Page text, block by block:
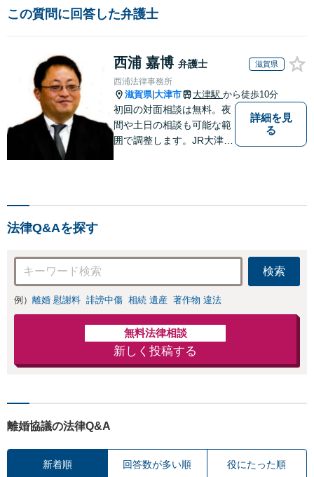
この質問に回答した弁護士
西浦 嘉博 弁護士 滋賀県
西浦法律事務所
滋賀県|大津市 大津駅 から徒歩10分
初回の対面相談は無料。夜
間や土日の相談も可能な範
囲で調整します。JR大津駅
詳細を見
る
法律Q&Aを探す
検索
例） 離婚 慰謝料 誹謗中傷 相続 遺産 著作物 違法
無料法律相談
新しく投稿する
離婚協議の法律Q&A
新着順 回答数が多い順 役にたった順